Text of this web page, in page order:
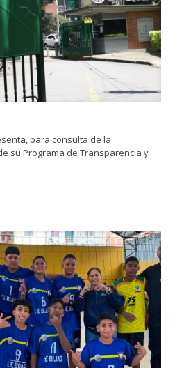
para consulta de la
su Programa de Transparencia y